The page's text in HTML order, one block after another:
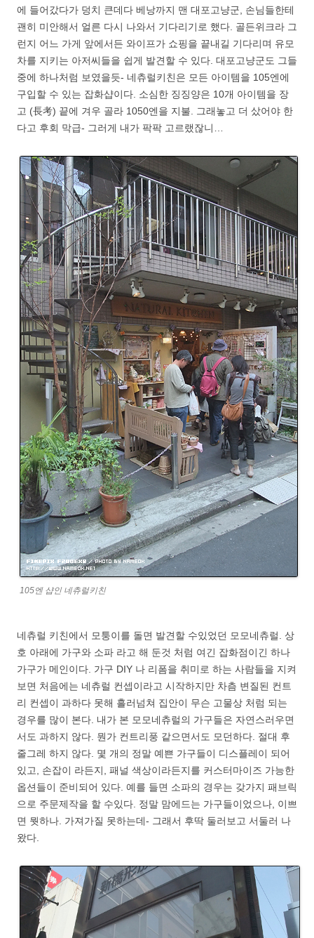
에 들어갔다가 덩치 큰데다 베낭까지 맨 대포고냥군, 손님들한테
괜히 미안해서 얼른 다시 나와서 기다리기로 했다. 골든위크라 그
런지 어느 가게 앞에서든 와이프가 쇼핑을 끝내길 기다리며 유모
차를 지키는 아저씨들을 쉽게 발견할 수 있다. 대포고냥군도 그들
중에 하나처럼 보였을듯- 네츄럴키친은 모든 아이템을 105엔에
구입할 수 있는 잡화샵이다. 소심한 징징양은 10개 아이템을 장
고 (長考) 끝에 겨우 골라 1050엔을 지불. 그래놓고 더 샀어야 한
다고 후회 막급- 그러게 내가 팍팍 고르랬잖니…
105엔 샵인 네츄럴키친
네츄럴 키친에서 모퉁이를 돌면 발견할 수있었던 모모네츄럴. 상
호 아래에 가구와 소파 라고 해 둔것 처럼 여긴 잡화점이긴 하나
가구가 메인이다. 가구 DIY 나 리폼을 취미로 하는 사람들을 지켜
보면 처음에는 네츄럴 컨셉이라고 시작하지만 차츰 변질된 컨트
리 컨셉이 과하다 못해 흘러넘쳐 집안이 무슨 고물상 처럼 되는
경우를 많이 본다. 내가 본 모모네츄럴의 가구들은 자연스러우면
서도 과하지 않다. 뭔가 컨트리풍 같으면서도 모던하다. 절대 후
줄그레 하지 않다. 몇 개의 정말 예쁜 가구들이 디스플레이 되어
있고, 손잡이 라든지, 패널 색상이라든지를 커스터마이즈 가능한
옵션들이 준비되어 있다. 예를 들면 소파의 경우는 갖가지 패브릭
으로 주문제작을 할 수있다. 정말 맘에드는 가구들이었으나, 이쁘
면 뭣하나. 가져가질 못하는데- 그래서 후딱 둘러보고 서둘러 나
왔다.